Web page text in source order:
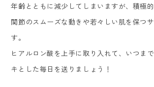
年齢とともに減少してしまいますが、積極的
関節のスムーズな動きや若々しい肌を保つ
す。
ヒアルロン酸を上手に取り入れて、いつま
キとした毎日を送りましょう！